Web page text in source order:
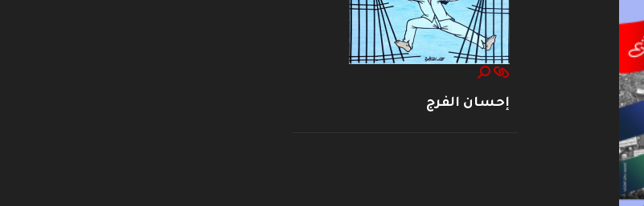
إحسان الفرج